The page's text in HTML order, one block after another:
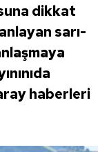
dikkat
sarı-
haberleri